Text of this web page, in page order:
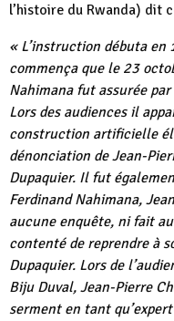
l’histoire du Rwanda) dit
« L’instruction débuta
commença que le 23
Nahimana fut assurée
Lors des audiences il
construction artificielle
dénonciation de Jean-
Dupaquier. Il fut
Ferdinand Nahimana,
aucune enquête, ni fait
contenté de reprendre à
Dupaquier. Lors de
Biju Duval, Jean-Pierre
serment en tant